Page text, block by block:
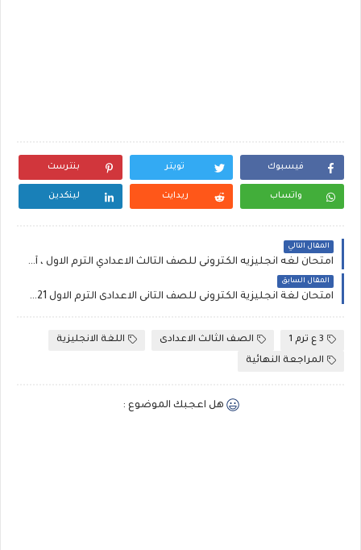
فيسبوك تويتر بنترست
واتساب ريدايت لينكدين
المقال التالي
امتحان لغه انجليزيه الكترونى للصف الثالث الاعدادي الترم الاول ، أهم 60 سؤال في المنهج مستر Sobhy Borda
المقال السابق
امتحان لغة انجليزية الكترونى للصف الثانى الاعدادى الترم الاول 2021، مراجعة على الوحدة الثالثة والرابعة
3 ع ترم 1 الصف الثالث الاعدادى
اللغة الانجليزية
المراجعة النهائية
هل اعجبك الموضوع :